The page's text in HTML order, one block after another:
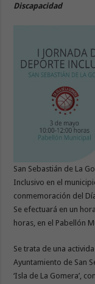
Discapacidad
San Sebastián de La
Inclusivo en el
conmemoración del
Se efectuará en un
horas, en el Pabellón
Se trata de una
Ayuntamiento de San
‘Isla de La Gomera’,